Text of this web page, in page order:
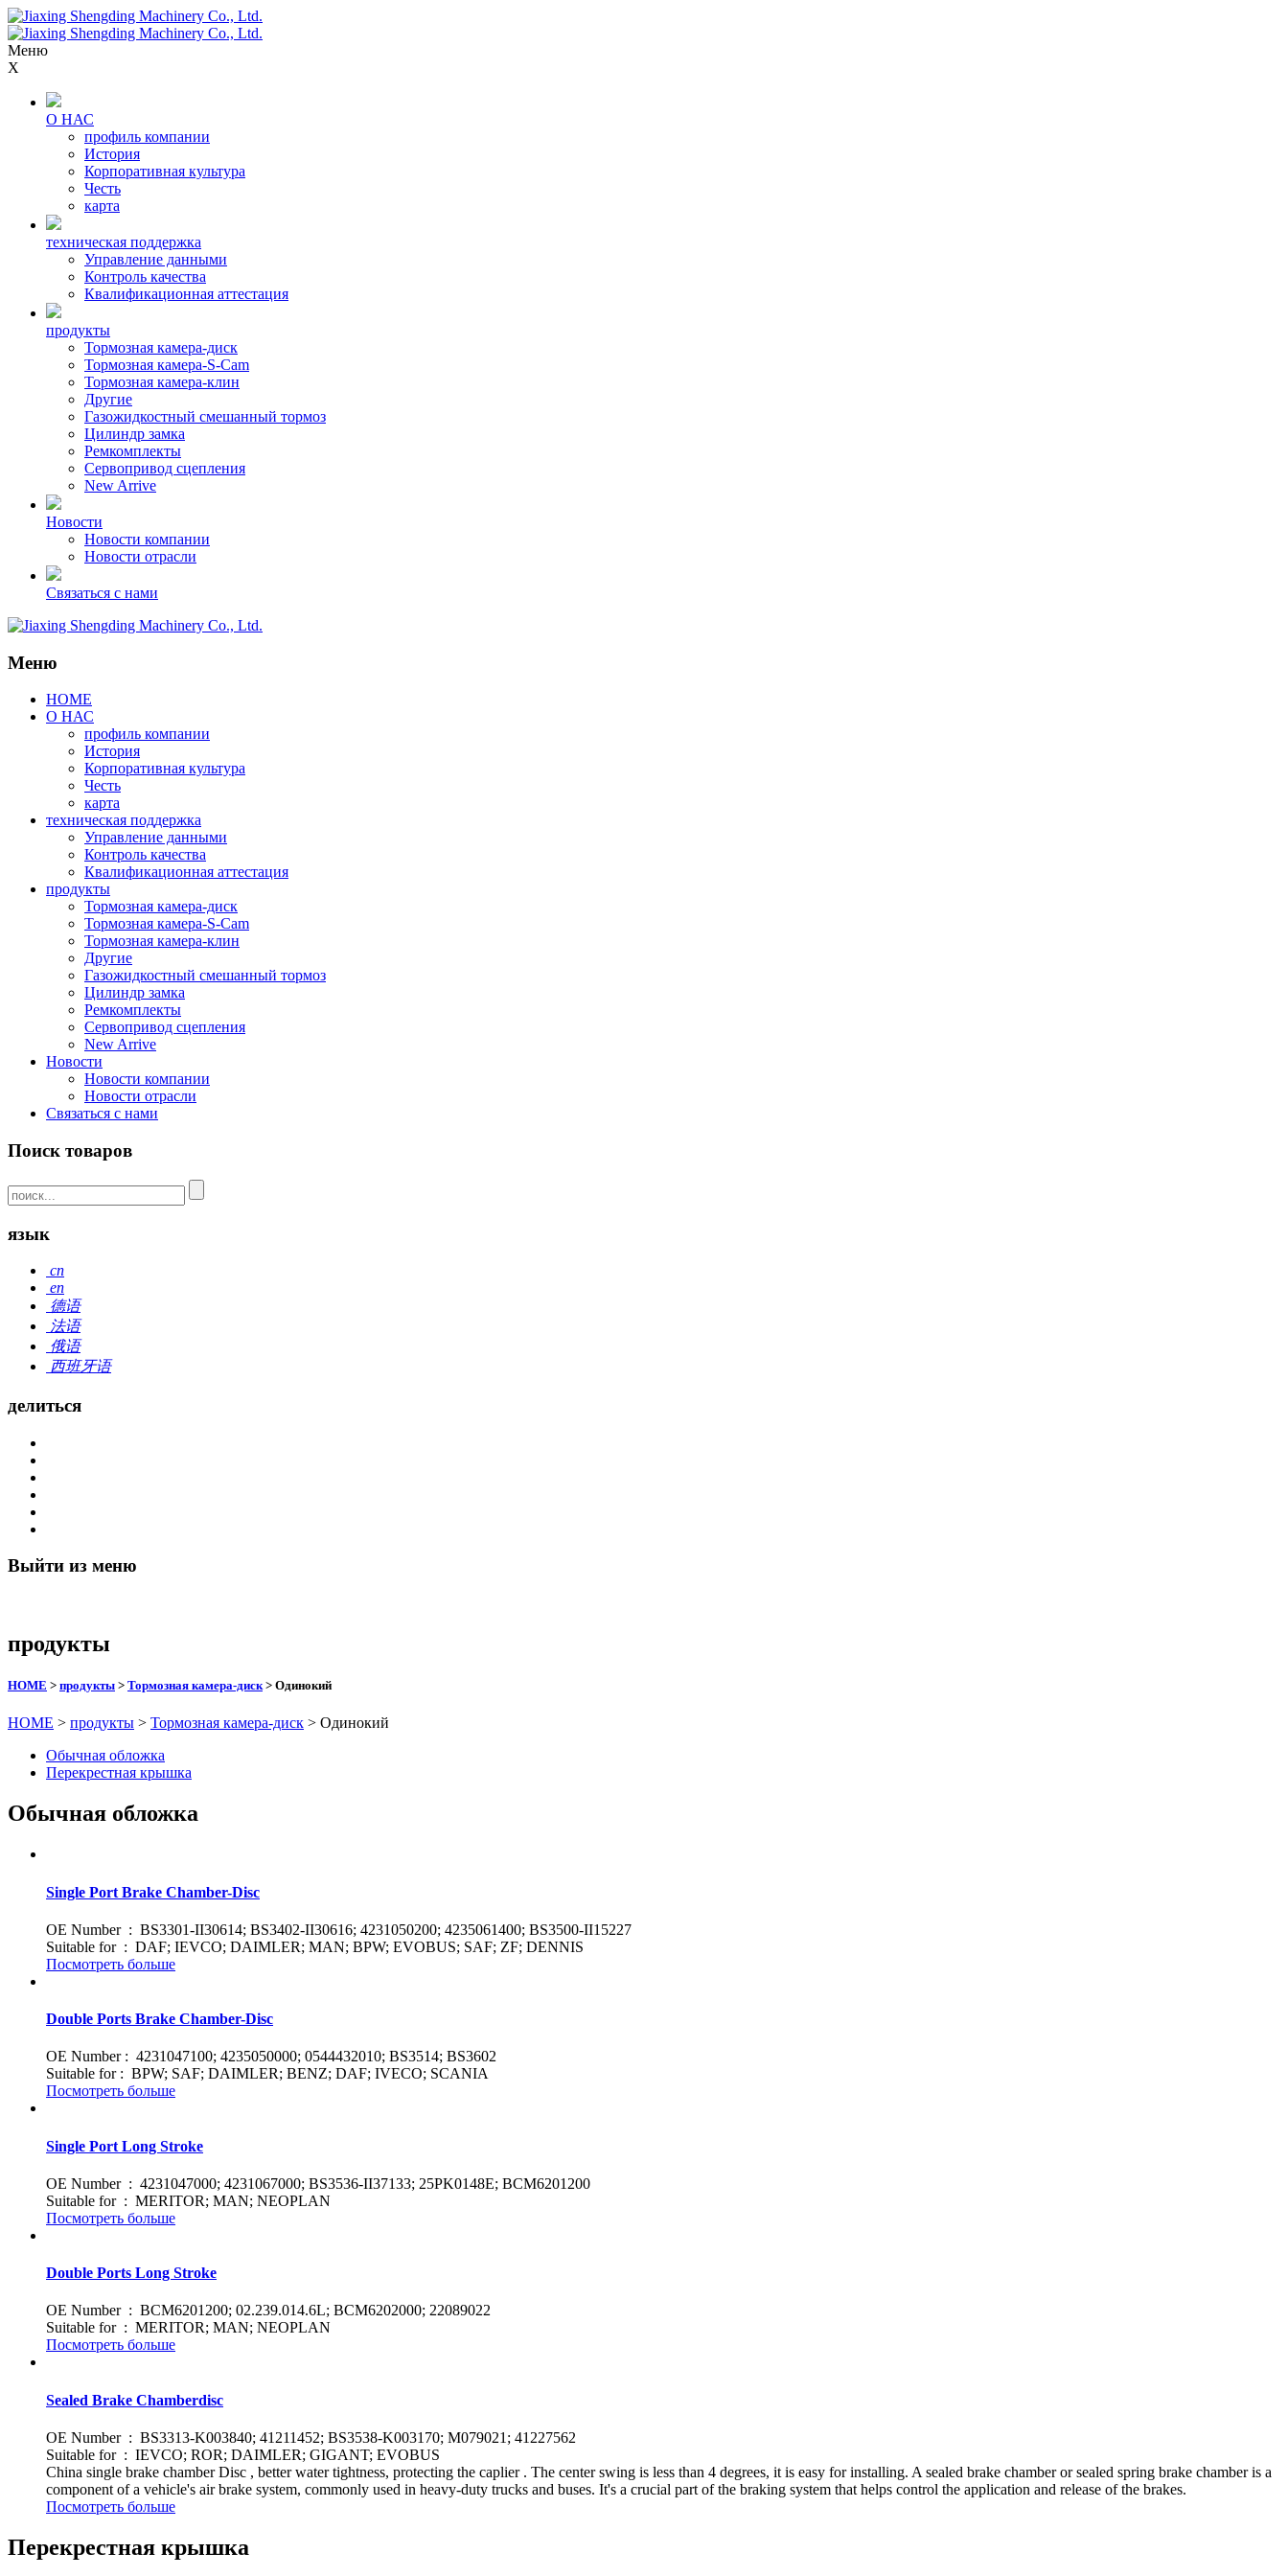
Меню
X
О НАС
профиль компании
История
Корпоративная культура
Честь
карта
техническая поддержка
Управление данными
Контроль качества
Квалификационная аттестация
продукты
Тормозная камера-диск
Тормозная камера-S-Cam
Тормозная камера-клин
Другие
Газожидкостный смешанный тормоз
Цилиндр замка
Ремкомплекты
Сервопривод сцепления
New Arrive
Новости
Новости компании
Новости отрасли
Связаться с нами
Меню
HOME
О НАС
профиль компании
История
Корпоративная культура
Честь
карта
техническая поддержка
Управление данными
Контроль качества
Квалификационная аттестация
продукты
Тормозная камера-диск
Тормозная камера-S-Cam
Тормозная камера-клин
Другие
Газожидкостный смешанный тормоз
Цилиндр замка
Ремкомплекты
Сервопривод сцепления
New Arrive
Новости
Новости компании
Новости отрасли
Связаться с нами
Поиск товаров
язык
cn
en
德语
法语
俄语
西班牙语
делиться
Выйти из меню
продукты
HOME > продукты > Тормозная камера-диск> Одинокий
HOME > продукты > Тормозная камера-диск > Одинокий
Обычная обложка
Перекрестная крышка
Обычная обложка
Single Port Brake Chamber-Disc
OE Number : BS3301-II30614; BS3402-II30616; 4231050200; 4235061400; BS3500-II15227
Suitable for : DAF; IEVCO; DAIMLER; MAN; BPW; EVOBUS; SAF; ZF; DENNIS
Посмотреть больше
Double Ports Brake Chamber-Disc
OE Number : 4231047100; 4235050000; 0544432010; BS3514; BS3602
Suitable for : BPW; SAF; DAIMLER; BENZ; DAF; IVECO; SCANIA
Посмотреть больше
Single Port Long Stroke
OE Number : 4231047000; 4231067000; BS3536-II37133; 25PK0148E; BCM6201200
Suitable for : MERITOR; MAN; NEOPLAN
Посмотреть больше
Double Ports Long Stroke
OE Number : BCM6201200; 02.239.014.6L; BCM6202000; 22089022
Suitable for : MERITOR; MAN; NEOPLAN
Посмотреть больше
Sealed Brake Chamberdisc
OE Number : BS3313-K003840; 41211452; BS3538-K003170; M079021; 41227562
Suitable for : IEVCO; ROR; DAIMLER; GIGANT; EVOBUS
China single brake chamber Disc , better water tightness, protecting the caplier . The center swing is less than 4 degrees, it is easy for installing. A sealed brake chamber or sealed spring brake chamber is a
component of a vehicle's air brake system, commonly used in heavy-duty trucks and buses. It's a crucial part of the braking system that helps control the application and release of the brakes.
Посмотреть больше
Перекрестная крышка